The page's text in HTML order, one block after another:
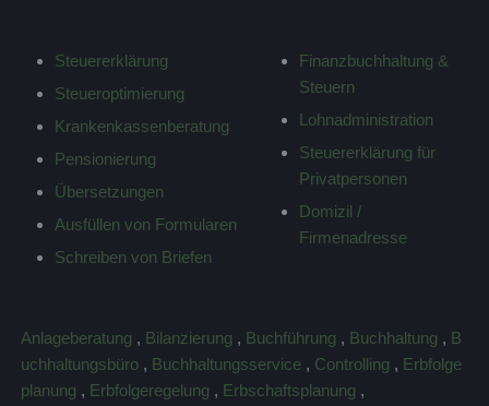
Steuererklärung
Steueroptimierung
Krankenkassenberatung
Pensionierung
Übersetzungen
Ausfüllen von Formularen
Schreiben von Briefen
Finanzbuchhaltung &
Steuern
Lohnadministration
Steuererklärung für
Privatpersonen
Domizil /
Firmenadresse
Anlageberatung , Bilanzierung , Buchführung , Buchhaltung , B
uchhaltungsbüro , Buchhaltungsservice , Controlling , Erbfolge
planung , Erbfolgeregelung , Erbschaftsplanung ,